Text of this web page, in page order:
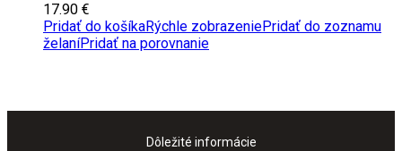
17.90 €
Pridať do košíkaRýchle zobrazeniePridať do zoznamu
želaníPridať na porovnanie
Dôležité informácie